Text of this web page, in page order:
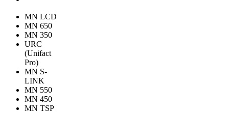
MN LCD
MN 650
MN 350
URC
(Unifact
Pro)
MN S-
LINK
MN 550
MN 450
MN TSP